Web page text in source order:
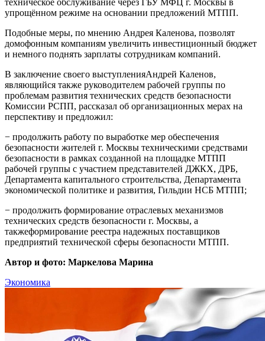
упрощённом режиме на основании предложений МТПП.
Подобные меры, по мнению Андрея Каленова, позволят
домофонным компаниям увеличить инвестиционный бюджет
и немного поднять зарплаты сотрудникам компаний.
В заключение своего выступленияАндрей Каленов,
являющийся также руководителем рабочей группы по
проблемам развития технических средств безопасности
Комиссии РСПП, рассказал об организационных мерах на
перспективу и предложил:
− продолжить работу по выработке мер обеспечения
безопасности жителей г. Москвы техническими средствами
безопасности в рамках созданной на площадке МТПП
рабочей группы с участием представителей ДЖКХ, ДРБ,
Департамента капитального строительства, Департамента
экономической политике и развития, Гильдии НСБ МТПП;
− продолжить формирование отраслевых механизмов
технических средств безопасности г. Москвы, а
такжеформирование реестра надежных поставщиков
предприятий технической сферы безопасности МТПП.
Автор и фото: Маркелова Марина
Экономика